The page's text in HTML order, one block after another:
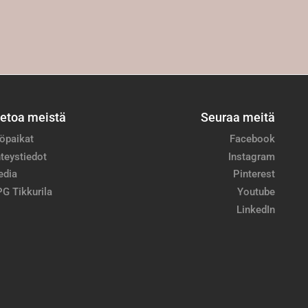
meistä
Tikkurila
Seuraa meitä
Facebook
Instagram
Pinterest
Youtube
LinkedIn